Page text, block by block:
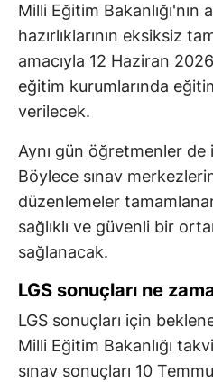
Milli Eğitim Bakanlığı'nın
hazırlıklarının eksiksiz
amacıyla 12 Haziran
eğitim kurumlarında
verilecek.
Aynı gün öğretmenler de
Böylece sınav
düzenlemeler
sağlıklı ve güvenli bir
sağlanacak.
LGS sonuçları ne
LGS sonuçları için
Milli Eğitim Bakanlığı
sınav sonuçları 10